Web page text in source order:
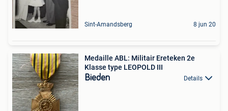
Sint-Amandsberg 8 jun 20
Medaille ABL: Militair Ereteken 2e
Klasse type LEOPOLD III
Bieden Details